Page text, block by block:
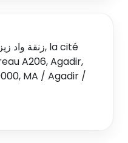
A206, Agadir,
MA / Agadir /